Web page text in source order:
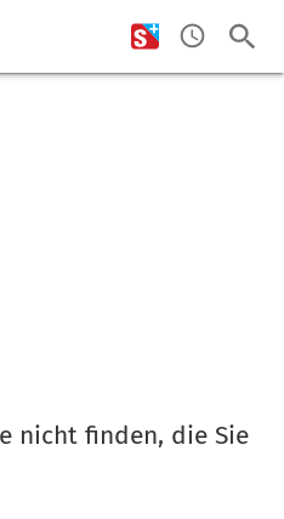
nicht finden, die Sie